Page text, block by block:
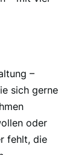
–
sich gerne
oder
fehlt, die